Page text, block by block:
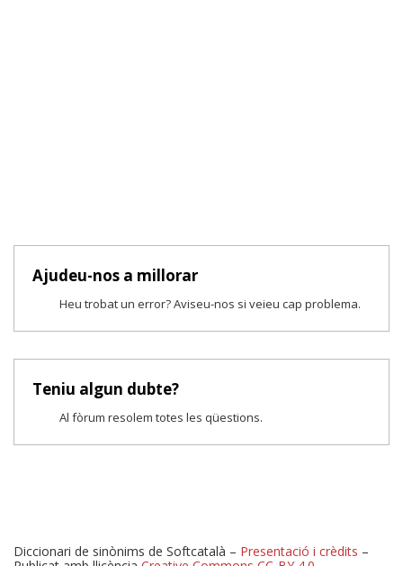
Ajudeu-nos a millorar
Heu trobat un error? Aviseu-nos si veieu cap problema.
Teniu algun dubte?
Al fòrum resolem totes les qüestions.
Diccionari de sinònims de Softcatalà – Presentació i crèdits –